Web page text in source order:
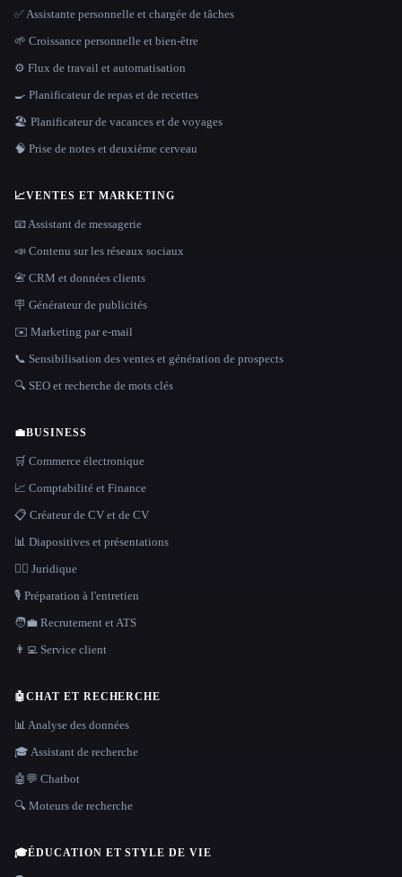
✅ Assistante personnelle et chargée de tâches
🌱 Croissance personnelle et bien-être
⚙️ Flux de travail et automatisation
🍳 Planificateur de repas et de recettes
🏖 Planificateur de vacances et de voyages
🧠 Prise de notes et deuxième cerveau
📈VENTES ET MARKETING
📧 Assistant de messagerie
📣 Contenu sur les réseaux sociaux
📇 CRM et données clients
🪧 Générateur de publicités
✉️ Marketing par e-mail
📞 Sensibilisation des ventes et génération de prospects
🔍 SEO et recherche de mots clés
💼BUSINESS
🛒 Commerce électronique
📈 Comptabilité et Finance
📋 Créateur de CV et de CV
📊 Diapositives et présentations
👩‍⚖️ Juridique
🎙️ Préparation à l'entretien
🧑‍💼 Recrutement et ATS
👨‍💻 Service client
🤖CHAT ET RECHERCHE
📊 Analyse des données
🎓 Assistant de recherche
🤖💬 Chatbot
🔍 Moteurs de recherche
🎓ÉDUCATION ET STYLE DE VIE